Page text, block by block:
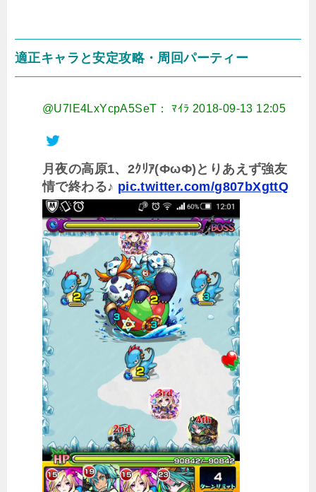
適正キャラと安定攻略・周回パーティー
@U7lE4LxYcpA5SeT： ﾏｲﾗ 2018-09-13 12:05
月夜の高原1、2ｸﾘｱ(ФωФ)とりあえず強友
情で終わる♪ pic.twitter.com/g807bXgttQ